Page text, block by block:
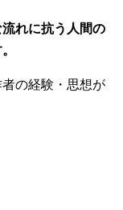
れに抗う人間の
の経験・思想が